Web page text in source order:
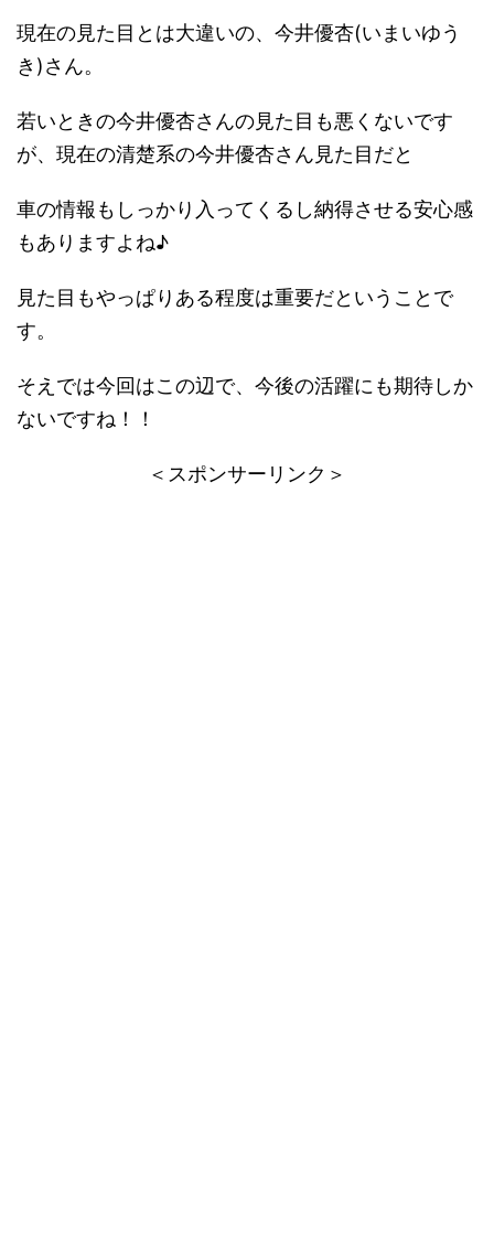
現在の見た目とは大違いの、今井優杏(いまいゆう
き)さん。
若いときの今井優杏さんの見た目も悪くないです
が、現在の清楚系の今井優杏さん見た目だと
車の情報もしっかり入ってくるし納得させる安心感
もありますよね♪
見た目もやっぱりある程度は重要だということで
す。
そえでは今回はこの辺で、今後の活躍にも期待しか
ないですね！！
＜スポンサーリンク＞